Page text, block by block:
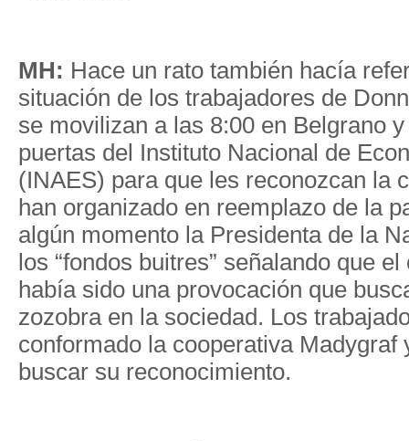
MH: Hace un rato también hacía
situación de los trabajadores de
se movilizan a las 8:00 en Belgrano
puertas del Instituto Nacional de
(INAES) para que les reconozcan la
han organizado en reemplazo de la
algún momento la Presidenta de la
los “fondos buitres” señalando que
había sido una provocación que
zozobra en la sociedad. Los
conformado la cooperativa Madygraf
buscar su reconocimiento.